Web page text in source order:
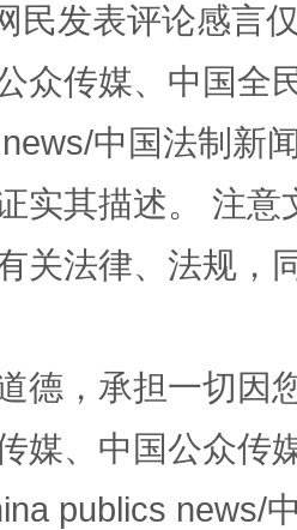
民发表评论感言
众传媒、中国全
中国法制新
实其描述。 注
关法律、法规，
德，承担一切因
媒、中国公众传
publics news/